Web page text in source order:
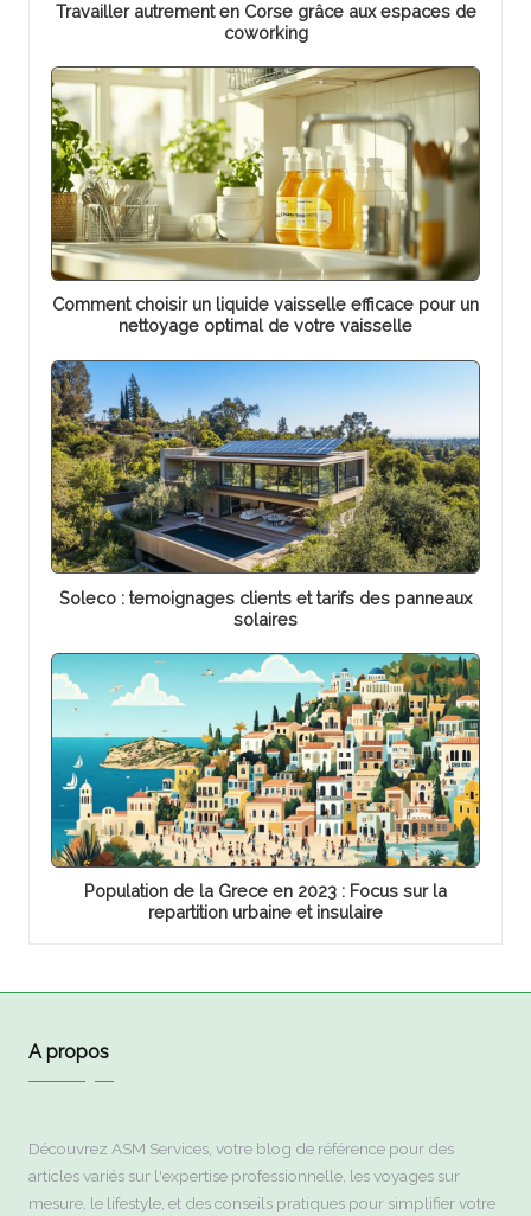
Travailler autrement en Corse grâce aux espaces de
coworking
Comment choisir un liquide vaisselle efficace pour un
nettoyage optimal de votre vaisselle
Soleco : temoignages clients et tarifs des panneaux
solaires
Population de la Grece en 2023 : Focus sur la
repartition urbaine et insulaire
A propos
Découvrez ASM Services, votre blog de référence pour des
articles variés sur l'expertise professionnelle, les voyages sur
mesure, le lifestyle, et des conseils pratiques pour simplifier votre